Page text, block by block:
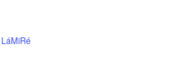
LáMiRé